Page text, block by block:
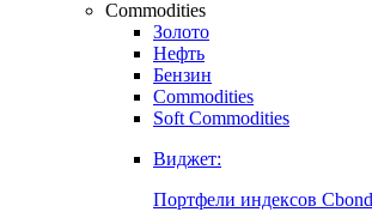
Commodities
Золото
Нефть
Бензин
Commodities
Soft Commodities
Виджет:
Портфели индексов